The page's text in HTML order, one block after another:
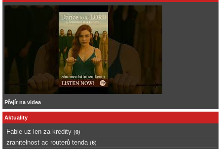
Přejít na videa
Aktuality
Fable uz len za kredity (0)
zranitelnost ac routerů tenda (6)